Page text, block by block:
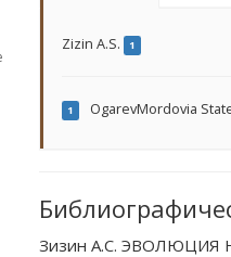
Zizin A.S. 1
1 OgarevMordovia
Зизин А.С. ЭВОЛЮЦИЯ